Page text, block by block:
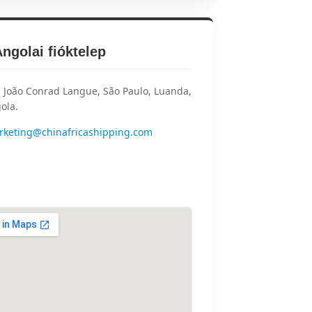
fióktelep
João Conrad Langue, São Paulo, Luanda,